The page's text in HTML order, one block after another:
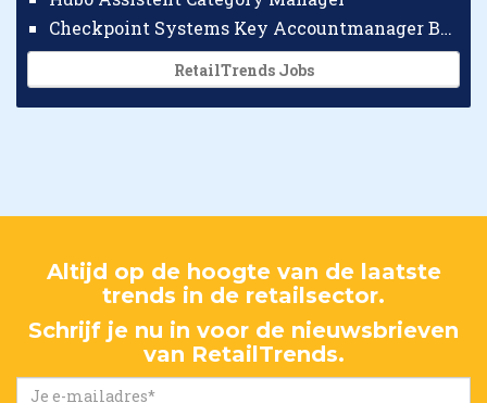
Checkpoint Systems Key Accountmanager Benelux
RetailTrends Jobs
Altijd op de hoogte van de laatste
trends in de retailsector.
Schrijf je nu in voor de nieuwsbrieven
van RetailTrends.